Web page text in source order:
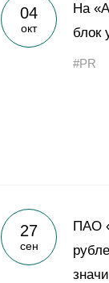
04
окт
На
блок
#PR
27
сен
ПАО